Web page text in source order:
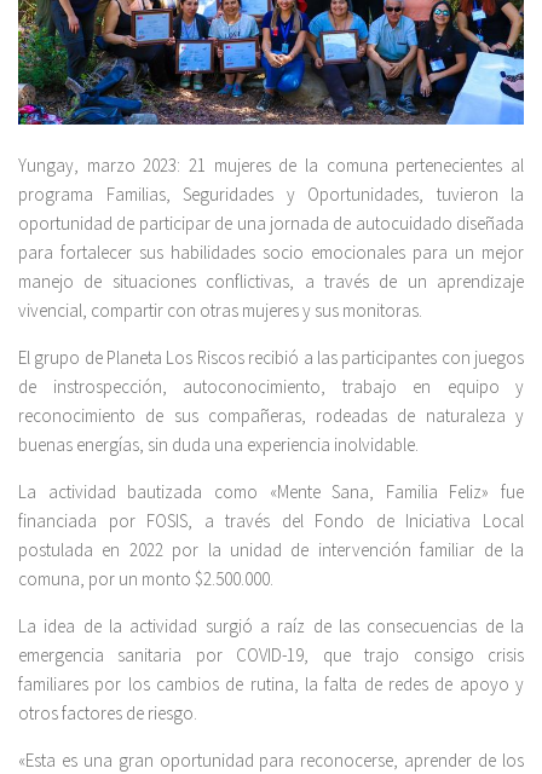
Yungay, marzo 2023: 21 mujeres de la comuna pertenecientes al
programa Familias, Seguridades y Oportunidades, tuvieron la
oportunidad de participar de una jornada de autocuidado diseñada
para fortalecer sus habilidades socio emocionales para un mejor
manejo de situaciones conflictivas, a través de un aprendizaje
vivencial, compartir con otras mujeres y sus monitoras.
El grupo de Planeta Los Riscos recibió a las participantes con juegos
de instrospección, autoconocimiento, trabajo en equipo y
reconocimiento de sus compañeras, rodeadas de naturaleza y
buenas energías, sin duda una experiencia inolvidable.
La actividad bautizada como «Mente Sana, Familia Feliz» fue
financiada por FOSIS, a través del Fondo de Iniciativa Local
postulada en 2022 por la unidad de intervención familiar de la
comuna, por un monto $2.500.000.
La idea de la actividad surgió a raíz de las consecuencias de la
emergencia sanitaria por COVID-19, que trajo consigo crisis
familiares por los cambios de rutina, la falta de redes de apoyo y
otros factores de riesgo.
«Esta es una gran oportunidad para reconocerse, aprender de los